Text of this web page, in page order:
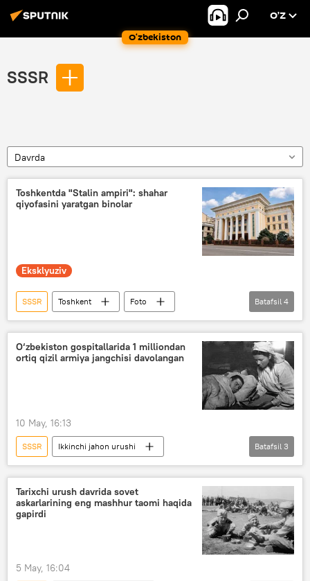
O‘zbekiston
O’Z
SSSR
Davrda
Toshkentda "Stalin ampiri": shahar
qiyofasini yaratgan binolar
Eksklyuziv
SSSR Toshkent
Foto
tarixiy yodgorlik
qurilish
Stalin
O‘zbekiston
Batafsil 4
O‘zbekiston gospitallarida 1 milliondan
ortiq qizil armiya jangchisi davolangan
10 May, 16:13
SSSR
Ikkinchi jahon urushi
Ulug‘ Vatan urushi
shifoxona
tarix
Batafsil 3
Tarixchi urush davrida sovet
askarlarining eng mashhur taomi haqida
gapirdi
5 May, 16:04